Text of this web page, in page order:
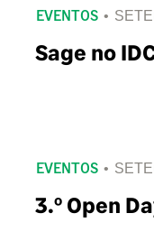
EVENTOS
Sage no
EVENTOS
3.º Open